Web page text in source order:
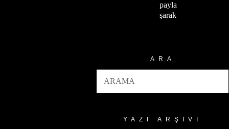
payla
şarak
ARA
YAZI ARŞIVI